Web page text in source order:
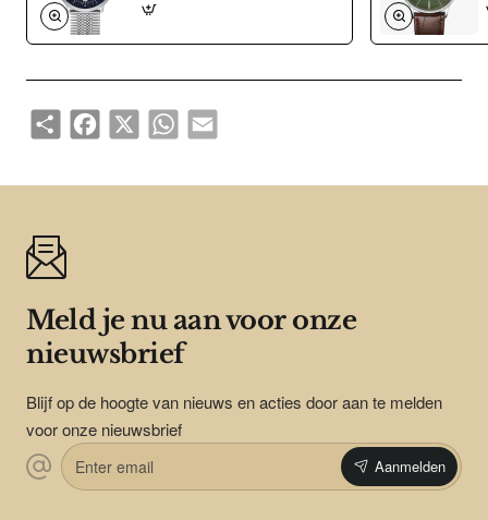
kunt u het horloge eenvoudig combineren met een leren of
Milanese band om moeiteloos uw persoonlijke stijl uit te
ShareFacebook
X WhatsAppEmail
Meld je nu aan voor onze
nieuwsbrief
Blijf op de hoogte van nieuws en acties door aan te melden
voor onze nieuwsbrief
Enter
email
Aanmelden